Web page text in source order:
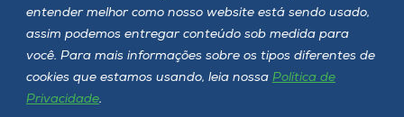
entender melhor como nosso website está sendo usado,
assim podemos entregar conteúdo sob medida para
você. Para mais informações sobre os tipos diferentes de
cookies que estamos usando, leia nossa Política de
Privacidade.